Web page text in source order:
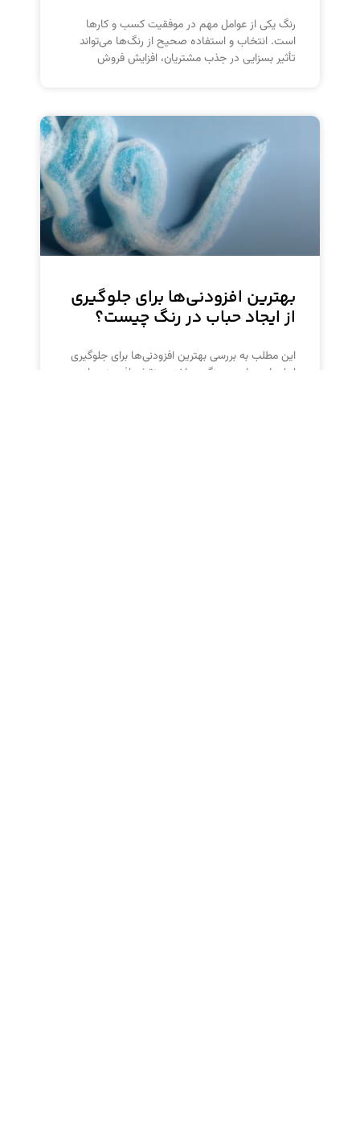
رنگ یکی از عوامل مهم در موفقیت کسب و کارها
است. انتخاب و استفاده صحیح از رنگ‌ها می‌تواند
تأثیر بسزایی در جذب مشتریان، افزایش فروش
بهترین افزودنی‌ها برای جلوگیری
از ایجاد حباب در رنگ چیست؟
این مطلب به بررسی بهترین افزودنی‌ها برای جلوگیری
از ایجاد حباب در رنگ پرداخته و نقش افزودنی‌های